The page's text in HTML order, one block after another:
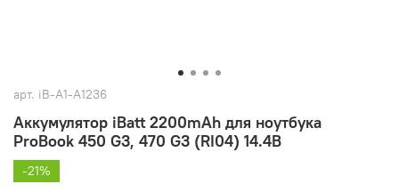
арт. iB-A1-A1236
Аккумулятор iBatt 2200mAh для ноутбука
ProBook 450 G3, 470 G3 (RI04) 14.4В
-21%